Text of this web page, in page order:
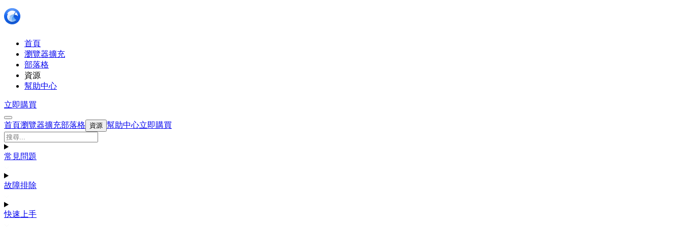
首頁
瀏覽器擴充
部落格
資源
幫助中心
立即購買
首頁瀏覽器擴充部落格 資源 幫助中心立即購買
常見問題
故障排除
快速上手